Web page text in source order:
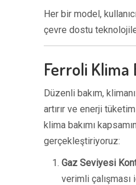
Her bir model,
çevre dostu
Ferroli Klima
Düzenli bakım,
artırır ve enerji
klima bakımı
gerçekleştiriyoruz:
Gaz Seviyesi
verimli çalışması